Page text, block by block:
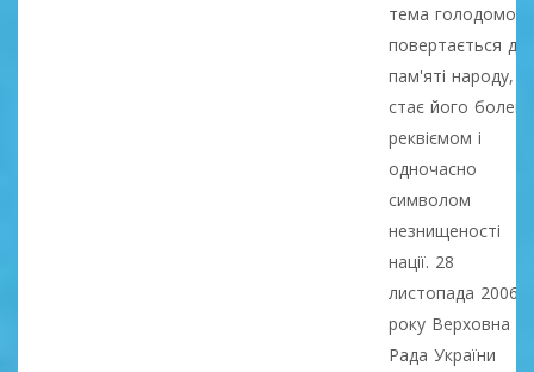
тема голодомору
повертається до
пам'яті народу,
стає його болем,
реквіємом і
одночасно
символом
незнищеності
нації. 28
листопада 2006
року Верховна
Рада України